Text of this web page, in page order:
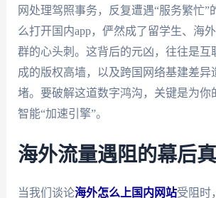
网处理驾照事务，反复遭遇“服务繁忙”
么打开国内app，俨然成了留学生、海
群的心头刺。这背后的元凶，往往是互
成的版权高墙，以及跨国网络基建差异
堵。要破解这道数字鸿沟，关键是为你
智能“加速引擎”。
海外流量遇阻的幕后
当我们谈论海外怎么上国内网站受阻时